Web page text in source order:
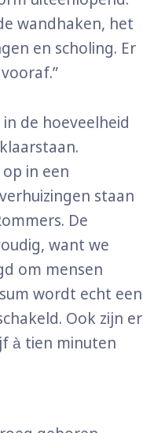
wandhaken, het
en scholing. Er
de hoeveelheid
op in een
staan
De
want we
om mensen
wordt echt een
Ook zijn er
à tien minuten